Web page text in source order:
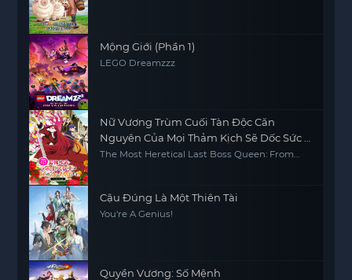
Mộng Giới (Phần 1)
LEGO Dreamzzz
Nữ Vương Trùm Cuối Tàn Độc Căn
Nguyên Của Mọi Thảm Kịch Sẽ Dốc Sức Vì
Người Dân (Phần 2)
The Most Heretical Last Boss Queen: From
Cậu Đúng Là Một Thiên Tài
You're A Genius!
Quyền Vương: Số Mệnh